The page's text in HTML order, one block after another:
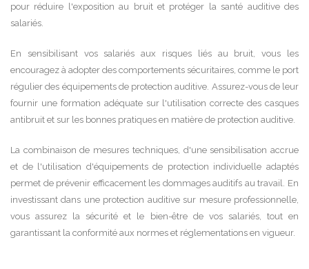
pour réduire l'exposition au bruit et protéger la santé auditive des
salariés.
En sensibilisant vos salariés aux risques liés au bruit, vous les
encouragez à adopter des comportements sécuritaires, comme le port
régulier des équipements de protection auditive. Assurez-vous de leur
fournir une formation adéquate sur l'utilisation correcte des casques
antibruit et sur les bonnes pratiques en matière de protection auditive.
La combinaison de mesures techniques, d'une sensibilisation accrue
et de l'utilisation d'équipements de protection individuelle adaptés
permet de prévenir efficacement les dommages auditifs au travail. En
investissant dans une protection auditive sur mesure professionnelle,
vous assurez la sécurité et le bien-être de vos salariés, tout en
garantissant la conformité aux normes et réglementations en vigueur.